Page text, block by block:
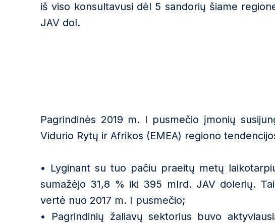
iš viso konsultavusi dėl 5 sandorių šiame
JAV dol.
Pagrindinės 2019 m. I pusmečio įmonių
Vidurio Rytų ir Afrikos (EMEA) regiono
• Lyginant su tuo pačiu praeitų metų
sumažėjo 31,8 % iki 395 mlrd. JAV dolerių.
vertė nuo 2017 m. I pusmečio;
•
Pagrindinių žaliavų sektorius buvo